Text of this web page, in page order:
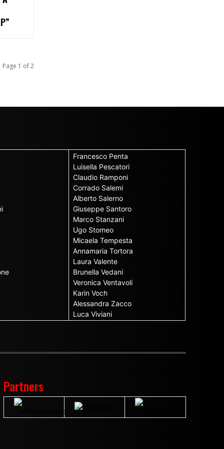
Page 1 of 2
Francesco Penta
Luisella Pescatori
Claudio Ramponi
Corrado Salemi
Alberto Salerno
Giuseppe Santoro
Marco Stanzani
Ugo Stomeo
Micaela Tempesta
Annamaria Tortora
Laura Valente
Brunella Vedani
Veronica Ventavoli
Karin Voch
Alessandra Zacco
Luca Viviani
Partners